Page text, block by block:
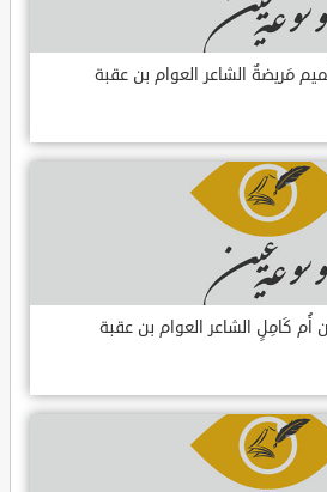
مَريضةٌ الشاعر العوام بن عقبة
أُم كَامِلٍ الشاعر العوام بن عقبة